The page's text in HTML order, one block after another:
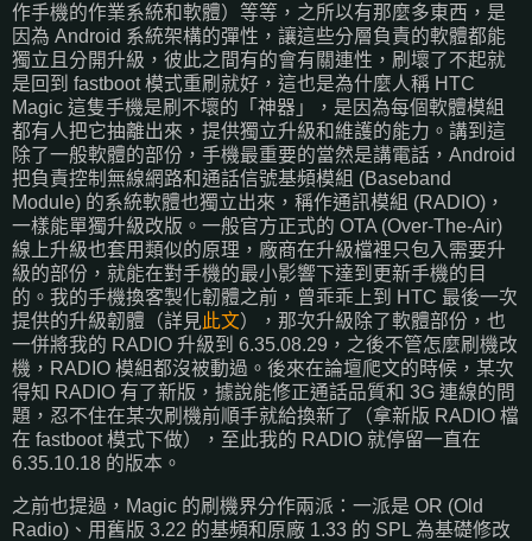
作手機的作業系統和軟體）等等，之所以有那麼多東西，是
因為 Android 系統架構的彈性，讓這些分層負責的軟體都能
獨立且分開升級，彼此之間有的會有關連性，刷壞了不起就
是回到 fastboot 模式重刷就好，這也是為什麼人稱 HTC
Magic 這隻手機是刷不壞的「神器」，是因為每個軟體模組
都有人把它抽離出來，提供獨立升級和維護的能力。講到這
除了一般軟體的部份，手機最重要的當然是講電話，Android
把負責控制無線網路和通話信號基頻模組 (Baseband
Module) 的系統軟體也獨立出來，稱作通訊模組 (RADIO)，
一樣能單獨升級改版。一般官方正式的 OTA (Over-The-Air)
線上升級也套用類似的原理，廠商在升級檔裡只包入需要升
級的部份，就能在對手機的最小影響下達到更新手機的目
的。我的手機換客製化韌體之前，曾乖乖上到 HTC 最後一次
提供的升級韌體（詳見此文），那次升級除了軟體部份，也
一併將我的 RADIO 升級到 6.35.08.29，之後不管怎麼刷機改
機，RADIO 模組都沒被動過。後來在論壇爬文的時候，某次
得知 RADIO 有了新版，據說能修正通話品質和 3G 連線的問
題，忍不住在某次刷機前順手就給換新了（拿新版 RADIO 檔
在 fastboot 模式下做），至此我的 RADIO 就停留一直在
6.35.10.18 的版本。
之前也提過，Magic 的刷機界分作兩派：一派是 OR (Old
Radio)、用舊版 3.22 的基頻和原廠 1.33 的 SPL 為基礎修改